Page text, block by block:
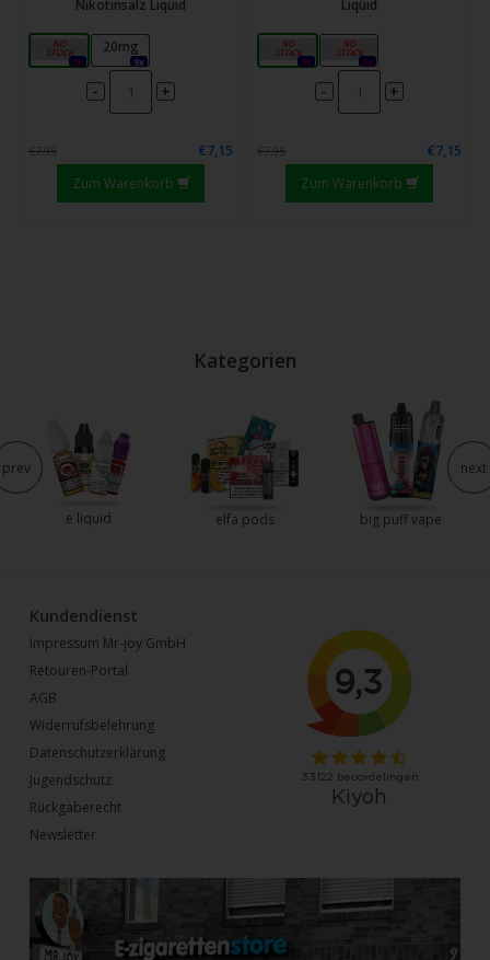
Nikotinsalz Liquid
10mg
0x
20mg
9x
- +
€7,95
€7,15
Zum Warenkorb
Liquid
10mg
0x
20mg
0x
- +
€7,95
€7,15
Zum Warenkorb
Kategorien
e liquid elfa pods big puff vape
prev next
Kundendienst
Impressum Mr-joy GmbH
Retouren-Portal
AGB
Widerrufsbelehrung
Datenschutzerklärung
Jugendschutz
Rückgaberecht
Newsletter